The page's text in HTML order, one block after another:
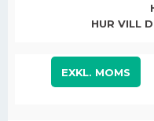
HUR VILL
EXKL. MOMS